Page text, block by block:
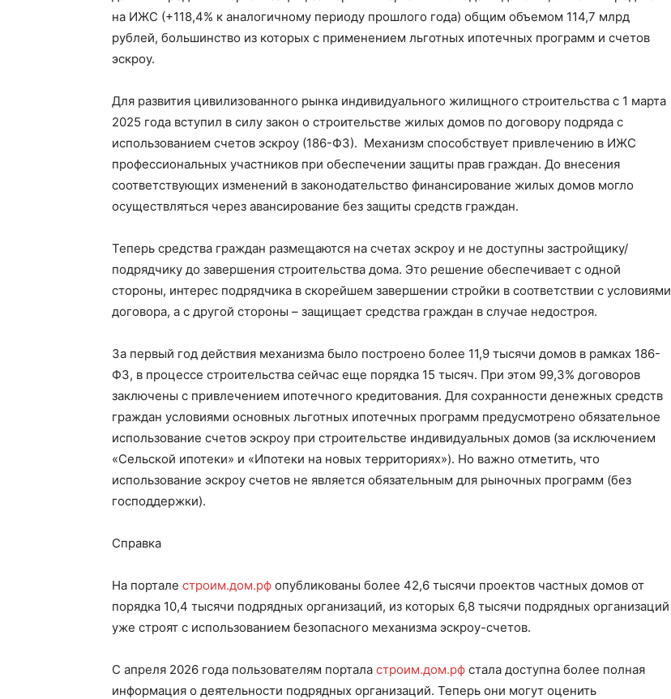
на ИЖС (+118,4% к аналогичному периоду прошлого года) общим объемом 114,7 млрд
рублей, большинство из которых с применением льготных ипотечных программ и счетов
эскроу.
Для развития цивилизованного рынка индивидуального жилищного строительства с 1 марта
2025 года вступил в силу закон о строительстве жилых домов по договору подряда с
использованием счетов эскроу (186-ФЗ). Механизм способствует привлечению в ИЖС
профессиональных участников при обеспечении защиты прав граждан. До внесения
соответствующих изменений в законодательство финансирование жилых домов могло
осуществляться через авансирование без защиты средств граждан.
Теперь средства граждан размещаются на счетах эскроу и не доступны застройщику/
подрядчику до завершения строительства дома. Это решение обеспечивает с одной
стороны, интерес подрядчика в скорейшем завершении стройки в соответствии с условиями
договора, а с другой стороны – защищает средства граждан в случае недостроя.
За первый год действия механизма было построено более 11,9 тысячи домов в рамках 186-
ФЗ, в процессе строительства сейчас еще порядка 15 тысяч. При этом 99,3% договоров
заключены с привлечением ипотечного кредитования. Для сохранности денежных средств
граждан условиями основных льготных ипотечных программ предусмотрено обязательное
использование счетов эскроу при строительстве индивидуальных домов (за исключением
«Сельской ипотеки» и «Ипотеки на новых территориях»). Но важно отметить, что
использование эскроу счетов не является обязательным для рыночных программ (без
господдержки).
Справка
На портале строим.дом.рф опубликованы более 42,6 тысячи проектов частных домов от
порядка 10,4 тысячи подрядных организаций, из которых 6,8 тысячи подрядных организаций
уже строят с использованием безопасного механизма эскроу-счетов.
С апреля 2026 года пользователям портала строим.дом.рф стала доступна более полная
информация о деятельности подрядных организаций. Теперь они могут оценить